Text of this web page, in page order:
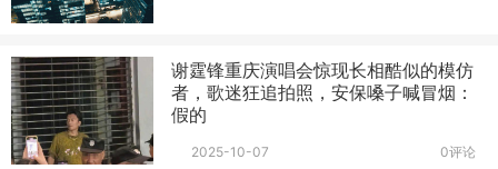
谢霆锋重庆演唱会惊现长相酷似的模仿
者，歌迷狂追拍照，安保嗓子喊冒烟：
假的
0评论
2025-10-07